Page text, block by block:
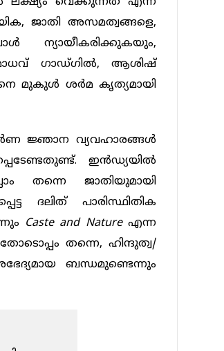
ജാതി അസമത്വങ്ങളെ,
ന്യായീകരിക്കുകയും,
ഗാഡ്ഗിൽ, ആശിഷ്
മുകുൾ ശർമ കൃത്യമായി
ജ്ഞാന വ്യവഹാരങ്ങൾ
ഇൻഡ്യയിൽ
തന്നെ ജാതിയുമായി
ദലിത് പാരിസ്ഥിതിക
Caste and Natureഎന്ന
തന്നെ, ഹിന്ദുത്വ/
ബന്ധമുണ്ടെന്നും